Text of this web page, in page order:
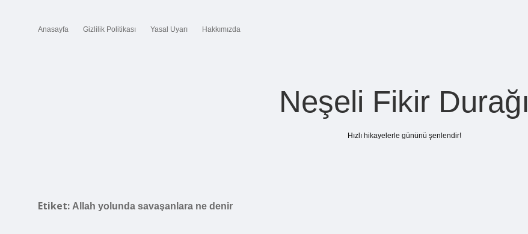
Anasayfa Gizlilik Politikası Yasal Uyarı Hakkımızda
Neşeli Fikir Durağı
Hızlı hikayelerle gününü şenlendir!
Etiket: Allah yolunda savaşanlara ne denir